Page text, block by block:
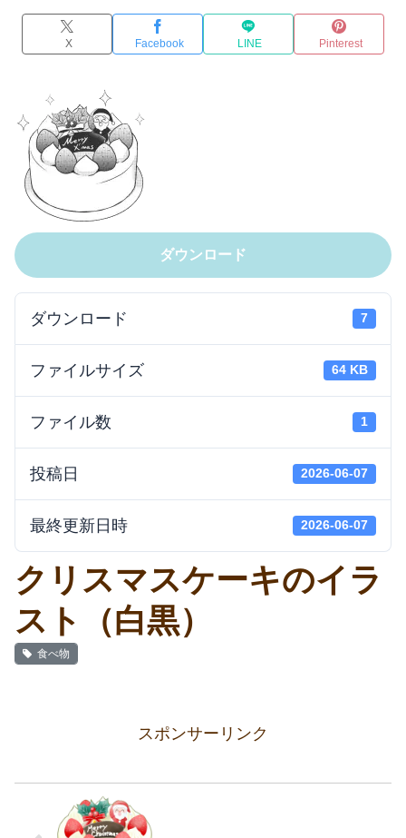
X Facebook LINE Pinterest
ダウンロード
ダウンロード 7
ファイルサイズ 64 KB
ファイル数 1
投稿日 2026-06-07
最終更新日時 2026-06-07
クリスマスケーキのイラ
スト（白黒）
食べ物
スポンサーリンク